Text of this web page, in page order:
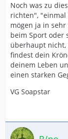
Noch was zu
richten",
mögen ja in
beim Sport oder
überhaupt
findest dein
deinem Leben
einen starken
VG Soapstar